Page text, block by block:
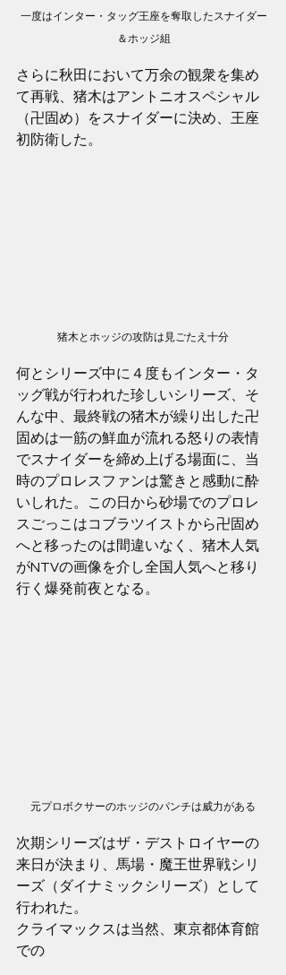
一度はインター・タッグ王座を奪取したスナイダー
＆ホッジ組
さらに秋田において万余の観衆を集め
て再戦、猪木はアントニオスペシャル
（卍固め）をスナイダーに決め、王座
初防衛した。
猪木とホッジの攻防は見ごたえ十分
何とシリーズ中に４度もインター・タ
ッグ戦が行われた珍しいシリーズ、そ
んな中、最終戦の猪木が繰り出した卍
固めは一筋の鮮血が流れる怒りの表情
でスナイダーを締め上げる場面に、当
時のプロレスファンは驚きと感動に酔
いしれた。この日から砂場でのプロレ
スごっこはコブラツイストから卍固め
へと移ったのは間違いなく、猪木人気
がNTVの画像を介し全国人気へと移り
行く爆発前夜となる。
元プロボクサーのホッジのパンチは威力がある
次期シリーズはザ・デストロイヤーの
来日が決まり、馬場・魔王世界戦シリ
ーズ（ダイナミックシリーズ）として
行われた。
クライマックスは当然、東京都体育館
での